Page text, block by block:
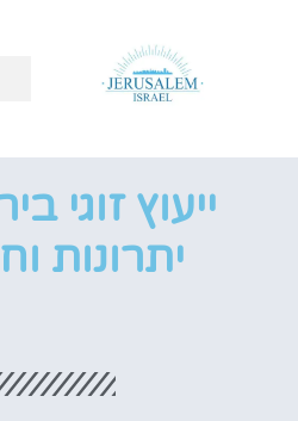
ייעוץ זוגי
יתרונות